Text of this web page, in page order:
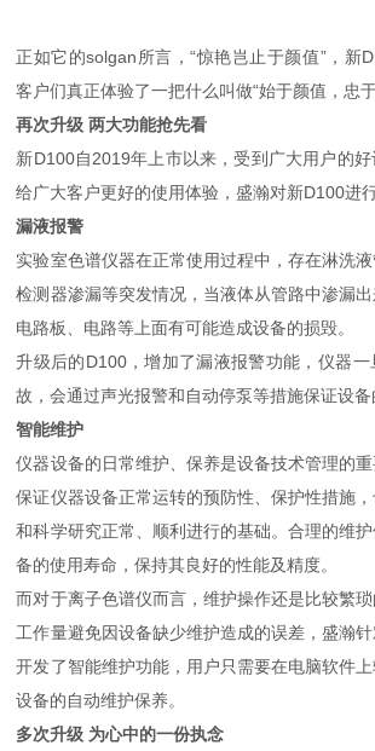
正如它的solgan所言，“惊艳岂止于颜值”，新
客户们真正体验了一把什么叫做“始于颜值，忠于
再次升级 两大功能抢先看
新D100自2019年上市以来，受到广大用户的
给广大客户更好的使用体验，盛瀚对新D100进
漏液报警
实验室色谱仪器在正常使用过程中，存在淋洗液
检测器渗漏等突发情况，当液体从管路中渗漏
电路板、电路等上面有可能造成设备的损毁。
升级后的D100，增加了漏液报警功能，仪器
故，会通过声光报警和自动停泵等措施保证设备
智能维护
仪器设备的日常维护、保养是设备技术管理的
保证仪器设备正常运转的预防性、保护性措施
和科学研究正常、顺利进行的基础。合理的维
备的使用寿命，保持其良好的性能及精度。
而对于离子色谱仪而言，维护操作还是比较繁
工作量避免因设备缺少维护造成的误差，盛瀚
开发了智能维护功能，用户只需要在电脑软件
设备的自动维护保养。
多次升级 为心中的一份执念